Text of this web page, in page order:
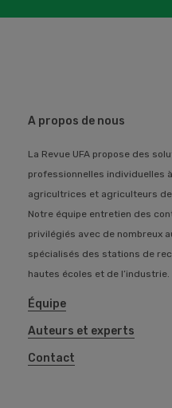
A propos de nous
La Revue UFA propose des
professionnelles individuelles
agricultrices et agriculteurs de
Notre équipe entretien des
privilégiés avec de nombreux
spécialisés des stations de
hautes écoles et de l’industrie.
Équipe
Auteurs et experts
Contact